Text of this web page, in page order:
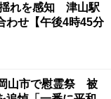
れを感知 津山駅
わせ【午後4時45分
山市で慰霊祭 被